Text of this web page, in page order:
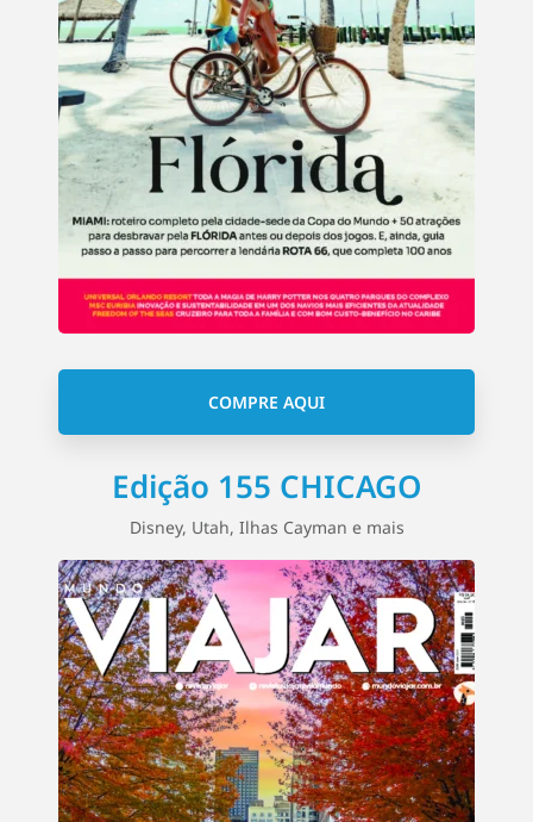
COMPRE AQUI
Edição 155 CHICAGO
Disney, Utah, Ilhas Cayman e mais